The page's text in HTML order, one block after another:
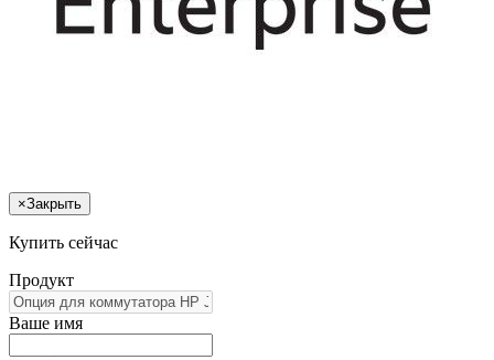
×Закрыть
Купить сейчас
Продукт
Ваше имя